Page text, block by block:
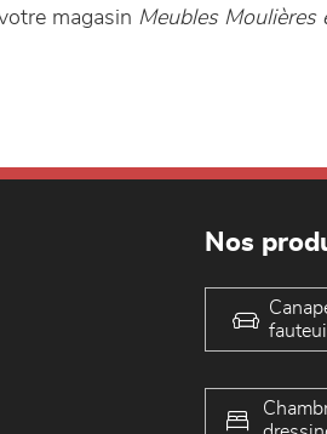
magasin Meubles Moulières
Nos